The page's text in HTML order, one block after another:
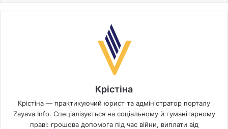
Крістіна
Крістіна — практикуючий юрист та адміністратор порталу
Zayava Info. Спеціалізується на соціальному й гуманітарному
праві: грошова допомога під час війни, виплати від